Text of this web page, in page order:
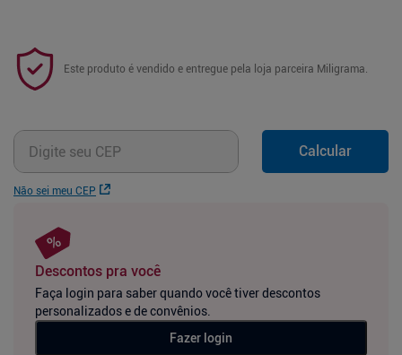
Este produto é vendido e entregue pela loja parceira Miligrama.
Não sei meu CEP
Calcular
Descontos pra você
Faça login para saber quando você tiver descontos
personalizados e de convênios.
Fazer login